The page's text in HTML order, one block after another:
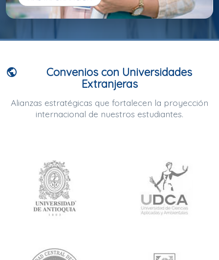
public
Convenios con Universidades
Extranjeras
Alianzas estratégicas que fortalecen la proyección
internacional de nuestros estudiantes.